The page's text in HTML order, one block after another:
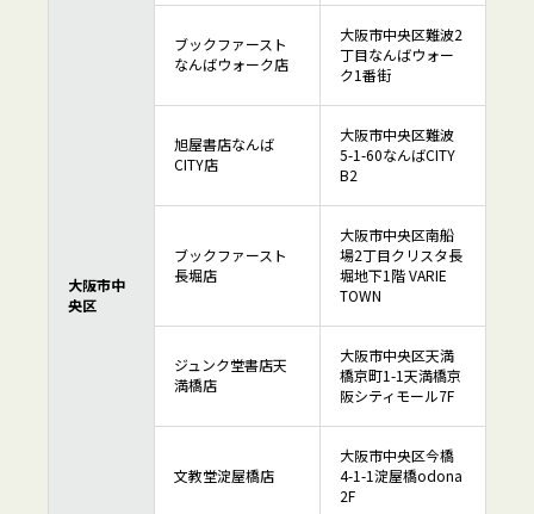
大阪市中
央区
ブックファースト
なんばウォーク店
大阪市中央区難波2
丁目なんばウォー
ク1番街
旭屋書店なんば
CITY店
大阪市中央区難波
5-1-60なんばCITY
B2
ブックファースト
長堀店
大阪市中央区南船
場2丁目クリスタ長
堀地下1階 VARIE
TOWN
ジュンク堂書店天
満橋店
大阪市中央区天満
橋京町1-1天満橋京
阪シティモール7F
文教堂淀屋橋店
大阪市中央区今橋
4-1-1淀屋橋odona
2F